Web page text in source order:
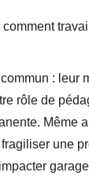
: leur
rôle de
Même
une